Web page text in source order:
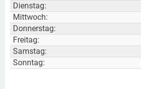
Dienstag:
Mittwoch:
Donnerstag:
Freitag:
Samstag:
Sonntag: